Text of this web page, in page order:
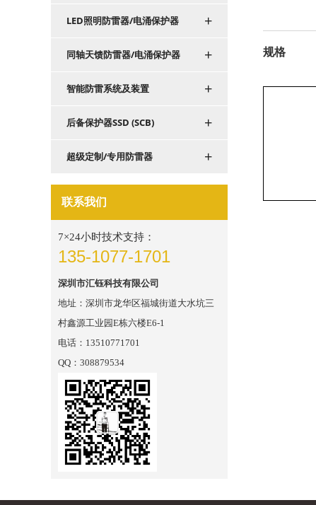
LED照明防雷器/电涌保护器 +
同轴天馈防雷器/电涌保护器 +
智能防雷系统及装置 +
后备保护器SSD (SCB) +
超级定制/专用防雷器 +
联系我们
7×24小时技术支持：
135-1077-1701
深圳市汇钰科技有限公司
地址：深圳市龙华区福城街道大水坑三
村鑫源工业园E栋六楼E6-1
电话：13510771701
QQ：308879534
规格